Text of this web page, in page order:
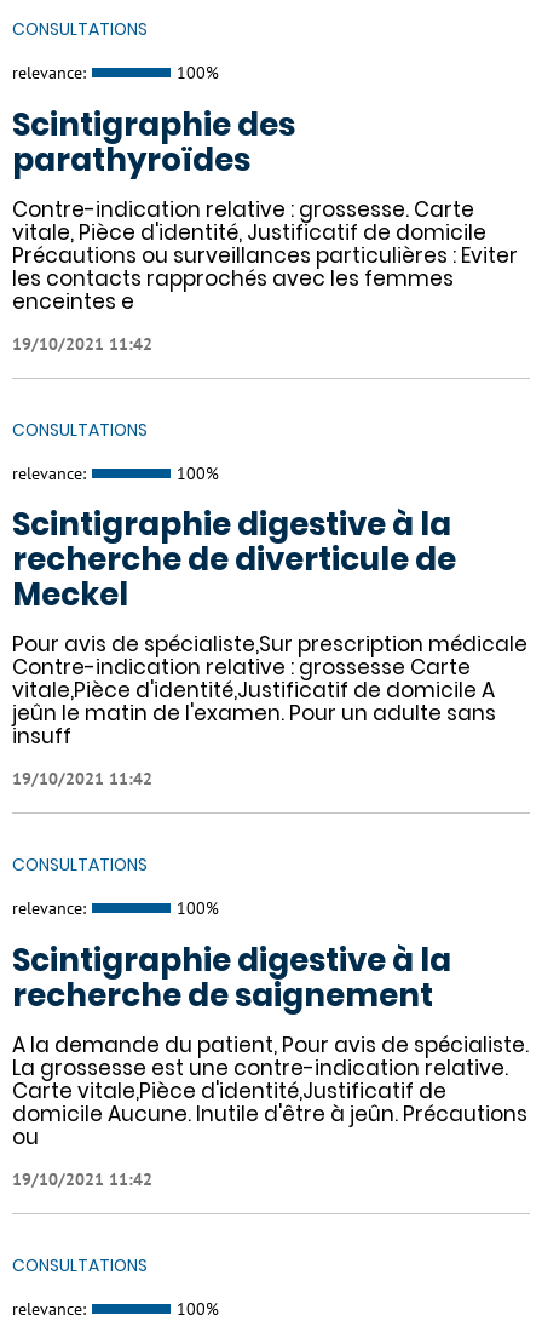
CONSULTATIONS
relevance: 100%
Scintigraphie des
parathyroïdes
Contre-indication relative : grossesse. Carte
vitale, Pièce d'identité, Justificatif de domicile
Précautions ou surveillances particulières : Eviter
les contacts rapprochés avec les femmes
enceintes e
19/10/2021 11:42
CONSULTATIONS
relevance: 100%
Scintigraphie digestive à la
recherche de diverticule de
Meckel
Pour avis de spécialiste,Sur prescription médicale
Contre-indication relative : grossesse Carte
vitale,Pièce d'identité,Justificatif de domicile A
jeûn le matin de l'examen. Pour un adulte sans
insuff
19/10/2021 11:42
CONSULTATIONS
relevance: 100%
Scintigraphie digestive à la
recherche de saignement
A la demande du patient, Pour avis de spécialiste.
La grossesse est une contre-indication relative.
Carte vitale,Pièce d'identité,Justificatif de
domicile Aucune. Inutile d'être à jeûn. Précautions
ou
19/10/2021 11:42
CONSULTATIONS
relevance: 100%